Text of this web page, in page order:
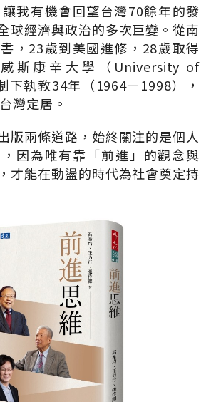
我有機會回望台灣70餘年的發
球經濟與政治的多次巨變。從南
，23歲到美國進修，28歲取得
斯康辛大學（University of
下執教34年（1964－1998），
灣定居。
版兩條道路，始終關注的是個人
因為唯有靠「前進」的觀念與
才能在動盪的時代為社會奠定持